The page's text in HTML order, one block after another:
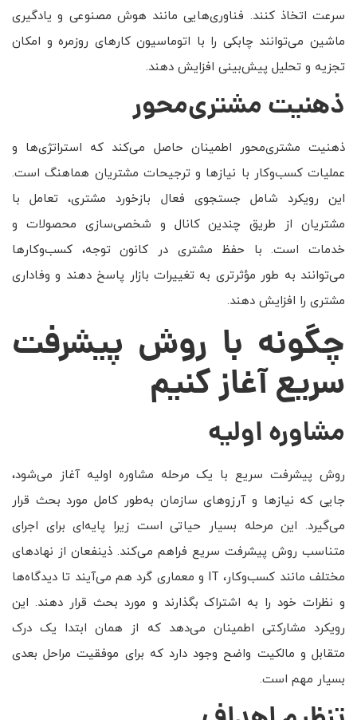
سرعت اتخاذ کنند. فناوری‌هایی مانند هوش مصنوعی و یادگیری
ماشین می‌توانند چابکی را با اتوماسیون کارهای روزمره و امکان
تجزیه و تحلیل پیش‌بینی افزایش دهند.
ذهنیت مشتری‌محور
ذهنیت مشتری‌محور اطمینان حاصل می‌کند که استراتژی‌ها و
عملیات کسب‌وکار با نیازها و ترجیحات مشتریان هماهنگ است.
این رویکرد شامل جستجوی فعال بازخورد مشتری، تعامل با
مشتریان از طریق چندین کانال و شخصی‌سازی محصولات و
خدمات است. با حفظ مشتری در کانون توجه، کسب‌وکارها
می‌توانند به طور مؤثرتری به تغییرات بازار پاسخ دهند و وفاداری
مشتری را افزایش دهند.
چگونه با روش پیشرفت
سریع آغاز کنیم
مشاوره اولیه
روش پیشرفت سریع با یک مرحله مشاوره اولیه آغاز می‌شود،
جایی که نیازها و آرزوهای سازمان به‌طور کامل مورد بحث قرار
می‌گیرد. این مرحله بسیار حیاتی است زیرا پایه‌ای برای اجرای
متناسب روش پیشرفت سریع فراهم می‌کند. ذینفعان از نهادهای
مختلف مانند کسب‌وکار، IT و معماری گرد هم می‌آیند تا دیدگاه‌ها
و نظرات خود را به اشتراک بگذارند و مورد بحث قرار دهند. این
رویکرد مشارکتی اطمینان می‌دهد که از همان ابتدا یک درک
متقابل و مالکیت واضح وجود دارد که برای موفقیت مراحل بعدی
بسیار مهم است.